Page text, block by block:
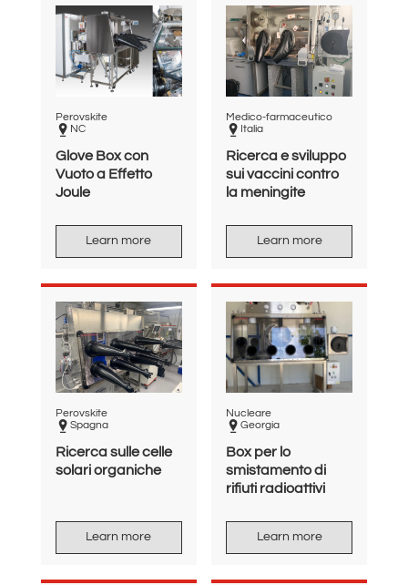
Perovskite
NC
Glove Box con
Vuoto a Effetto
Joule
Learn more
Medico-farmaceutico
Italia
Ricerca e sviluppo
sui vaccini contro
la meningite
Learn more
Perovskite
Spagna
Ricerca sulle celle
solari organiche
Learn more
Nucleare
Georgia
Box per lo
smistamento di
rifiuti radioattivi
Learn more